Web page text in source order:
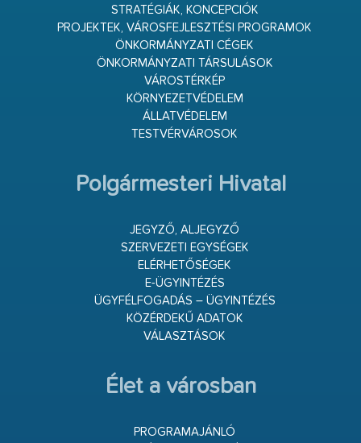
STRATÉGIÁK, KONCEPCIÓK
PROJEKTEK, VÁROSFEJLESZTÉSI PROGRAMOK
ÖNKORMÁNYZATI CÉGEK
ÖNKORMÁNYZATI TÁRSULÁSOK
VÁROSTÉRKÉP
KÖRNYEZETVÉDELEM
ÁLLATVÉDELEM
TESTVÉRVÁROSOK
Polgármesteri Hivatal
JEGYZŐ, ALJEGYZŐ
SZERVEZETI EGYSÉGEK
ELÉRHETŐSÉGEK
E-ÜGYINTÉZÉS
ÜGYFÉLFOGADÁS – ÜGYINTÉZÉS
KÖZÉRDEKŰ ADATOK
VÁLASZTÁSOK
Élet a városban
PROGRAMAJÁNLÓ